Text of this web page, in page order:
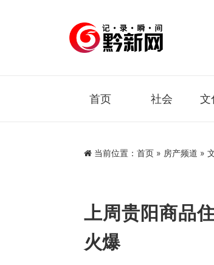
首页 社会 文
当前位置： 首页 » 房产频道 »
上周贵阳商品
火爆